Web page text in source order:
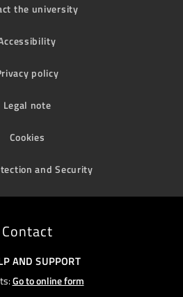
the university
policy
Legal note
Cookies
and Security
Contact
AND SUPPORT
Go to online form